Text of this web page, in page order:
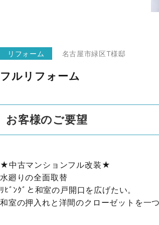
リフォーム 名古屋市緑区T様邸
フルリフォーム
お客様のご要望
★中古マンションフル改装★
水廻りの全面取替
ﾘﾋﾞﾝｸﾞと和室の戸開口を広げたい。
和室の押入れと洋間のクローゼットを一